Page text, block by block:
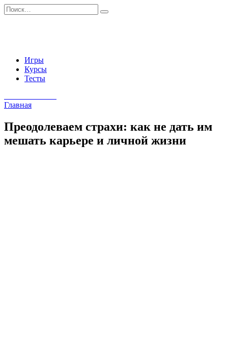
Перейти
к
Search
for:
Игры
Курсы
Тесты
Главная
Преодолеваем страхи: как не дать им
мешать карьере и личной жизни